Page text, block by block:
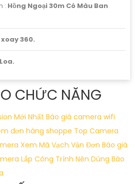
: Hồng Ngoại 30m Có Màu Ban
xoay 360.
CHỨC NĂNG
Mới Nhất Báo giá camera wifi
đơn hàng shoppe Top Camera
Xem Mã Vạch Vận Đơn Báo giá
Lắp Công Trình Nên Dùng Báo